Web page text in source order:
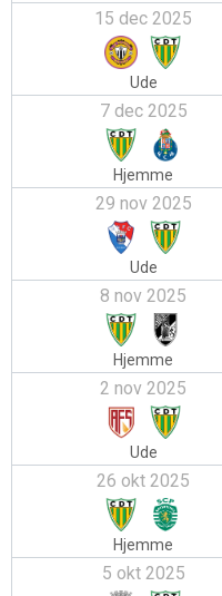
15 dec 2025
Ude
7 dec 2025
Hjemme
29 nov 2025
Ude
8 nov 2025
Hjemme
2 nov 2025
Ude
26 okt 2025
Hjemme
5 okt 2025